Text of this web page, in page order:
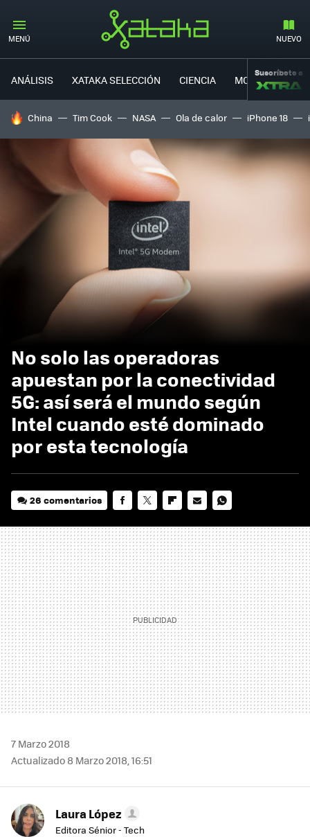
MENÚ NUEVO
ANÁLISIS XATAKA SELECCIÓN CIENCIA MOVILIDAD
Suscríbete a
HOY SE HABLA DE
China Tim Cook NASA Ola de calor iPhone 18
No solo las operadoras
apuestan por la conectividad
5G: así será el mundo según
Intel cuando esté dominado
por esta tecnología
26 comentarios
MAIL
7 Marzo 2018
Actualizado 8 Marzo 2018, 16:51
Laura López
Editora Sénior - Tech